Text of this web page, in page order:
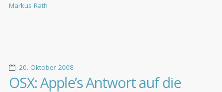
Markus Rath
20. Oktober 2008
OSX: Apple’s Antwort auf die